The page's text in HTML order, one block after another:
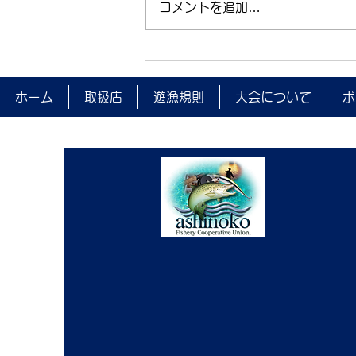
コメントを追加…
ホーム 取扱店 遊漁規則 大会について